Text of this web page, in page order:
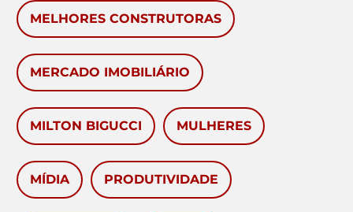
MELHORES CONSTRUTORAS
MERCADO IMOBILIÁRIO
MILTON BIGUCCI MULHERES
MÍDIA PRODUTIVIDADE